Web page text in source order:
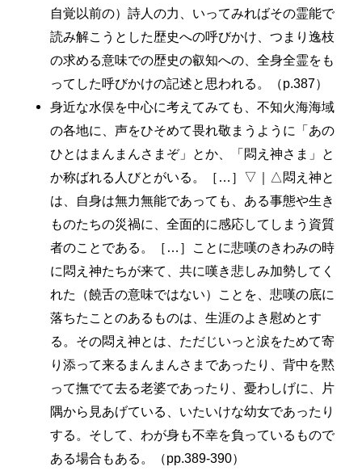
自覚以前の）詩人の力、いってみればその霊能で
読み解こうとした歴史への呼びかけ、つまり逸枝
の求める意味での歴史の叡知への、全身全霊をも
ってした呼びかけの記述と思われる。（p.387）
身近な水俣を中心に考えてみても、不知火海海域
の各地に、声をひそめて畏れ敬まうように「あの
ひとはまんまんさまぞ」とか、「悶え神さま」と
か称ばれる人びとがいる。［…］▽｜△悶え神と
は、自身は無力無能であっても、ある事態や生き
ものたちの災禍に、全面的に感応してしまう資質
者のことである。［…］ことに悲嘆のきわみの時
に悶え神たちが来て、共に嘆き悲しみ加勢してく
れた（饒舌の意味ではない）ことを、悲嘆の底に
落ちたことのあるものは、生涯のよき慰めとす
る。その悶え神とは、ただじいっと涙をためて寄
り添って来るまんまんさまであったり、背中を黙
って撫でて去る老婆であったり、憂わしげに、片
隅から見あげている、いたいけな幼女であったり
する。そして、わが身も不幸を負っているもので
ある場合もある。（pp.389-390）